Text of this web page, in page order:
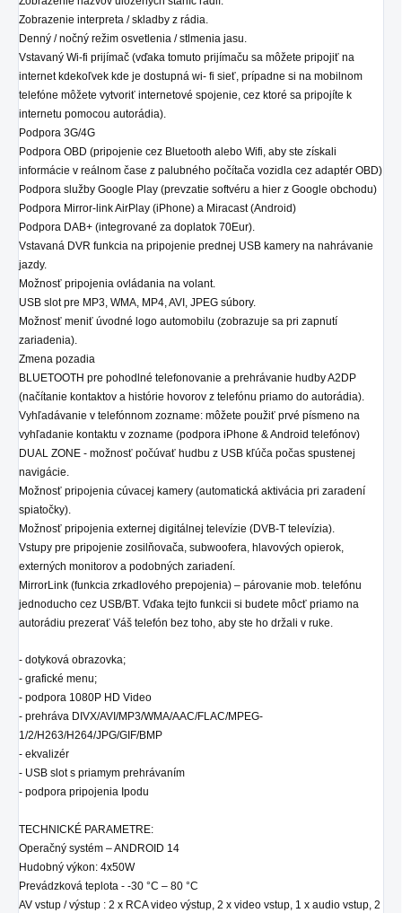
Zobrazenie interpreta / skladby z rádia.
Denný / nočný režim osvetlenia / stlmenia jasu.
Vstavaný Wi-fi prijímač (vďaka tomuto prijímaču sa môžete pripojiť na
internet kdekoľvek kde je dostupná wi- fi sieť, prípadne si na mobilnom
telefóne môžete vytvoriť internetové spojenie, cez ktoré sa pripojíte k
internetu pomocou autorádia).
Podpora 3G/4G
Podpora OBD (pripojenie cez Bluetooth alebo Wifi, aby ste získali
informácie v reálnom čase z palubného počítača vozidla cez adaptér OBD)
Podpora služby Google Play (prevzatie softvéru a hier z Google obchodu)
Podpora Mirror-link AirPlay (iPhone) a Miracast (Android)
Podpora DAB+ (integrované za doplatok 70Eur).
Vstavaná DVR funkcia na pripojenie prednej USB kamery na nahrávanie
jazdy.
Možnosť pripojenia ovládania na volant.
USB slot pre MP3, WMA, MP4, AVI, JPEG súbory.
Možnosť meniť úvodné logo automobilu (zobrazuje sa pri zapnutí
zariadenia).
Zmena pozadia
BLUETOOTH pre pohodlné telefonovanie a prehrávanie hudby A2DP
(načítanie kontaktov a histórie hovorov z telefónu priamo do autorádia).
Vyhľadávanie v telefónnom zozname: môžete použiť prvé písmeno na
vyhľadanie kontaktu v zozname (podpora iPhone & Android telefónov)
DUAL ZONE - možnosť počúvať hudbu z USB kľúča počas spustenej
navigácie.
Možnosť pripojenia cúvacej kamery (automatická aktivácia pri zaradení
spiatočky).
Možnosť pripojenia externej digitálnej televízie (DVB-T televízia).
Vstupy pre pripojenie zosilňovača, subwoofera, hlavových opierok,
externých monitorov a podobných zariadení.
MirrorLink (funkcia zrkadlového prepojenia) – párovanie mob. telefónu
jednoducho cez USB/BT. Vďaka tejto funkcii si budete môcť priamo na
autorádiu prezerať Váš telefón bez toho, aby ste ho držali v ruke.
- dotyková obrazovka;
- grafické menu;
- podpora 1080P HD Video
- prehráva DIVX/AVI/MP3/WMA/AAC/FLAC/MPEG-
1/2/H263/H264/JPG/GIF/BMP
- ekvalizér
- USB slot s priamym prehrávaním
- podpora pripojenia Ipodu
TECHNICKÉ PARAMETRE:
Operačný systém – ANDROID 14
Hudobný výkon: 4x50W
Prevádzková teplota - -30 °C – 80 °C
AV vstup / výstup : 2 x RCA video výstup, 2 x video vstup, 1 x audio vstup, 2